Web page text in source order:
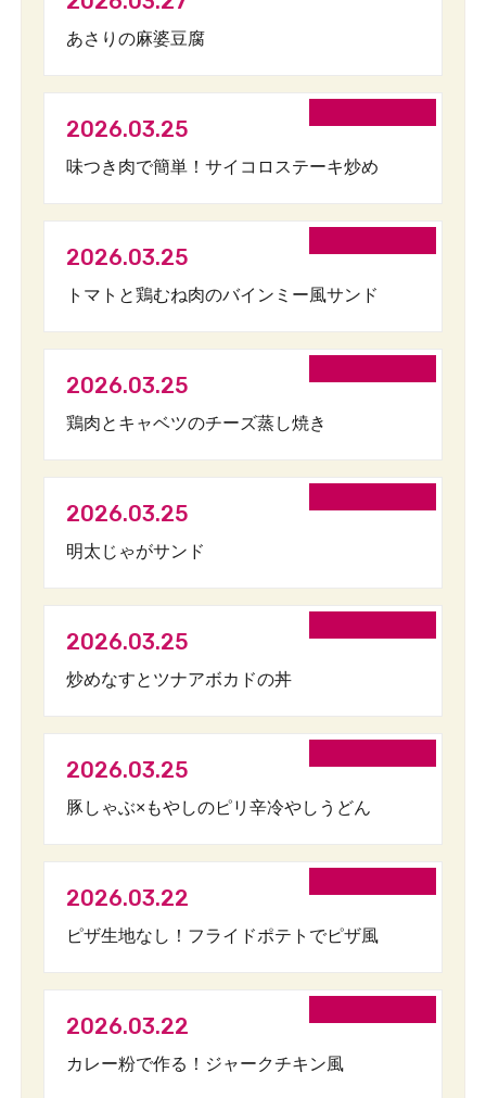
あさりの麻婆豆腐
2026.03.25
味つき肉で簡単！サイコロステーキ炒め
2026.03.25
トマトと鶏むね肉のバインミー風サンド
2026.03.25
鶏肉とキャベツのチーズ蒸し焼き
2026.03.25
明太じゃがサンド
2026.03.25
炒めなすとツナアボカドの丼
2026.03.25
豚しゃぶ×もやしのピリ辛冷やしうどん
2026.03.22
ピザ生地なし！フライドポテトでピザ風
2026.03.22
カレー粉で作る！ジャークチキン風